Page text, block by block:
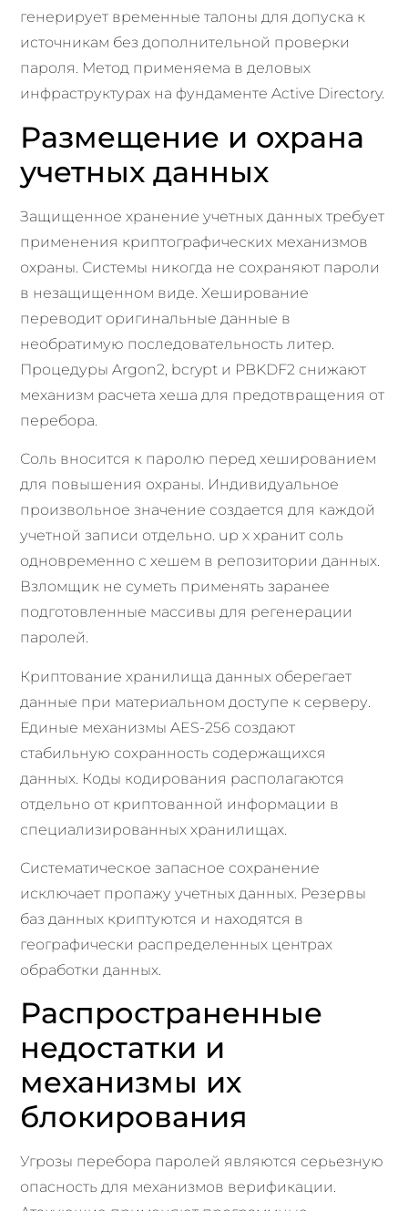
генерирует временные талоны для допуска к
источникам без дополнительной проверки
пароля. Метод применяема в деловых
инфраструктурах на фундаменте Active Directory.
Размещение и охрана
учетных данных
Защищенное хранение учетных данных требует
применения криптографических механизмов
охраны. Системы никогда не сохраняют пароли
в незащищенном виде. Хеширование
переводит оригинальные данные в
необратимую последовательность литер.
Процедуры Argon2, bcrypt и PBKDF2 снижают
механизм расчета хеша для предотвращения от
перебора.
Соль вносится к паролю перед хешированием
для повышения охраны. Индивидуальное
произвольное значение создается для каждой
учетной записи отдельно. up x хранит соль
одновременно с хешем в репозитории данных.
Взломщик не суметь применять заранее
подготовленные массивы для регенерации
паролей.
Криптование хранилища данных оберегает
данные при материальном доступе к серверу.
Единые механизмы AES-256 создают
стабильную сохранность содержащихся
данных. Коды кодирования располагаются
отдельно от криптованной информации в
специализированных хранилищах.
Систематическое запасное сохранение
исключает пропажу учетных данных. Резервы
баз данных криптуются и находятся в
географически распределенных центрах
обработки данных.
Распространенные
недостатки и
механизмы их
блокирования
Угрозы перебора паролей являются серьезную
опасность для механизмов верификации.